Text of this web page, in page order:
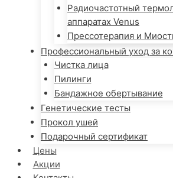
Радиочастотный
аппаратах Venus
Прессотерапия и
Профессиональный уход за
Чистка лица
Пилинги
Бандажное обертывание
Генетические тесты
Прокол ушей
Подарочный сертификат
Цены
Акции